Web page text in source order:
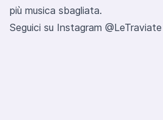
più musica sbagliata.
Seguici su Instagram @LeTraviate